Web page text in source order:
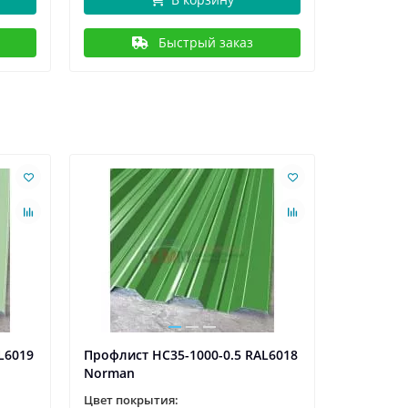
Быстрый заказ
Профлист НС35-1000-0.5 RAL6018
Norman
Цвет покрытия: